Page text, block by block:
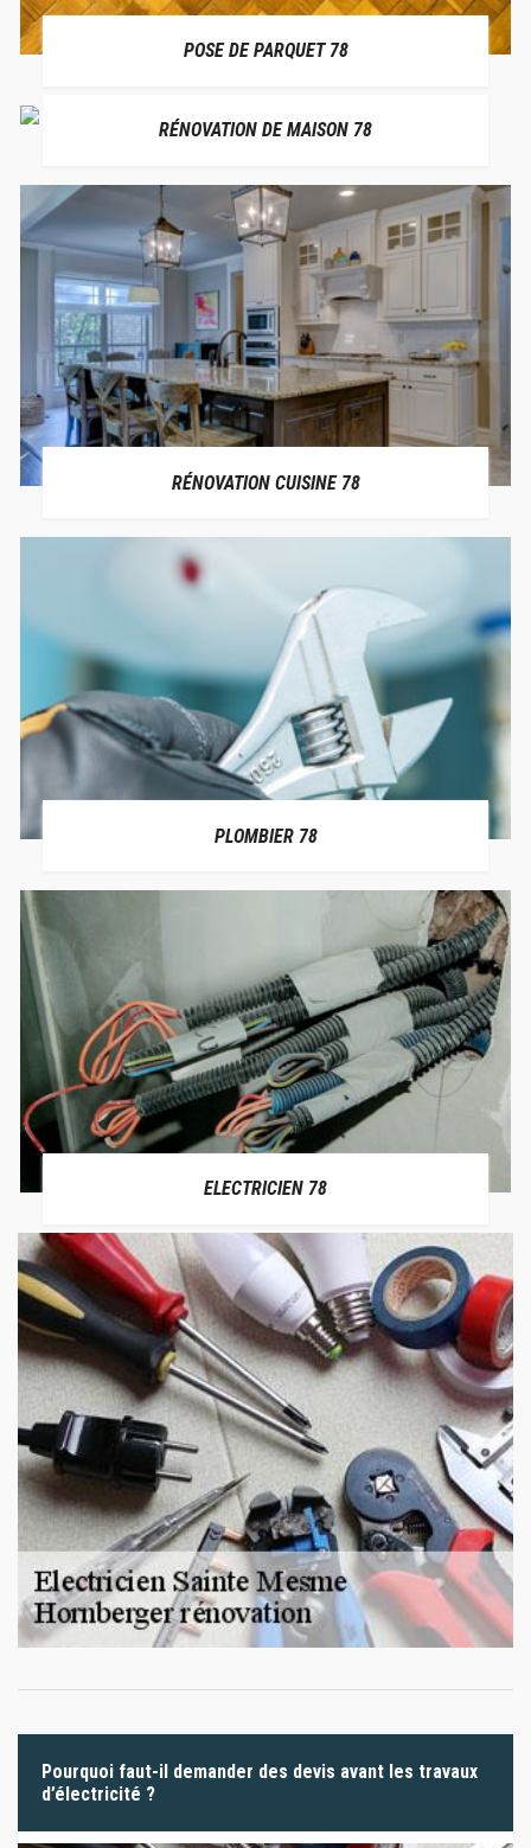
POSE DE PARQUET 78
RÉNOVATION DE MAISON 78
RÉNOVATION CUISINE 78
PLOMBIER 78
ELECTRICIEN 78
Pourquoi faut-il demander des devis avant les travaux
d’électricité ?